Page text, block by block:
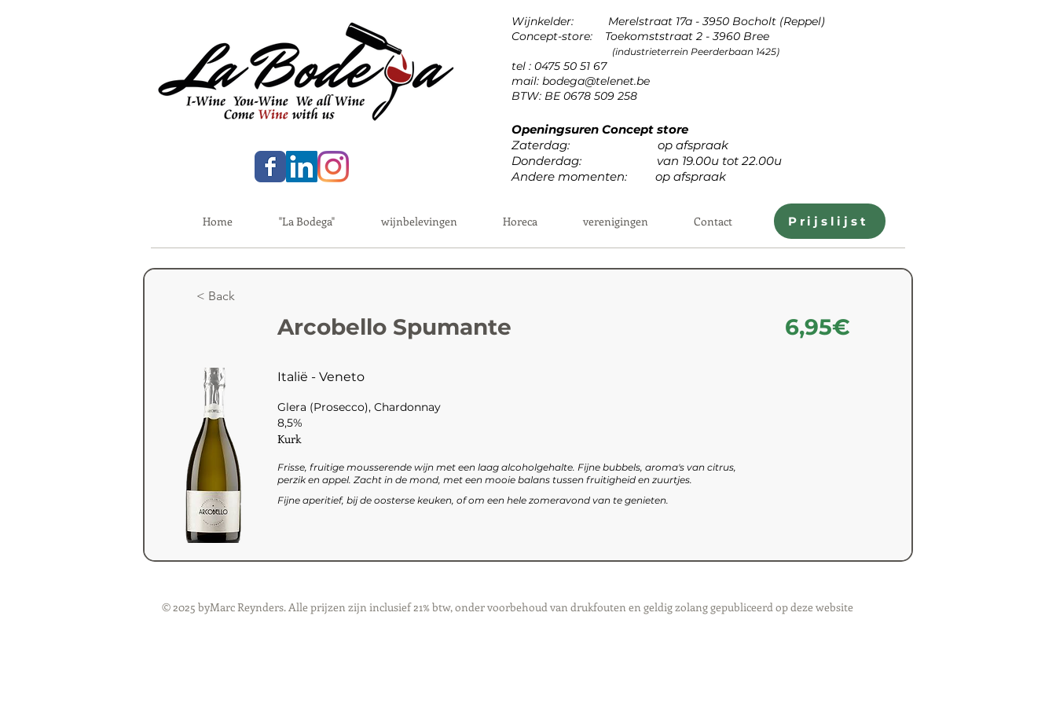
Wijnkelder: Merelstraat 17a - 3950 Bocholt (Reppel)
Concept-store: Toekomststraat 2 - 3960 Bree
(industrieterrein Peerderbaan 1425)
tel : 0475 50 51 67
mail: bodega@telenet.be
BTW: BE 0678 509 258
Openingsuren Concept store
Zaterdag: op afspraak
Donderdag: van 19.00u tot 22.00u
Andere momenten: op afspraak
Home "La Bodega" wijnbelevingen Horeca verenigingen Contact Prijslijst
< Back
Arcobello Spumante
Italië - Veneto
6,95€
Glera (Prosecco), Chardonnay
8,5%
Kurk
Frisse, fruitige mousserende wijn met een laag alcoholgehalte. Fijne bubbels, aroma's van citrus,
perzik en appel. Zacht in de mond, met een mooie balans tussen fruitigheid en zuurtjes.
Fijne aperitief, bij de oosterse keuken, of om een hele zomeravond van te genieten.
© 2025 byMarc Reynders. Alle prijzen zijn inclusief 21% btw, onder voorbehoud van drukfouten en geldig zolang gepubliceerd op deze website